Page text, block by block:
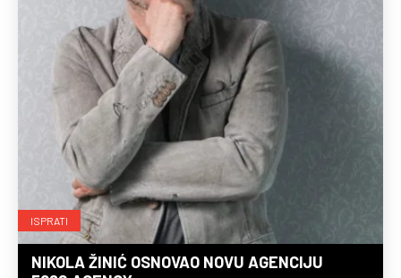
ISPRATI
NIKOLA ŽINIĆ OSNOVAO NOVU AGENCIJU